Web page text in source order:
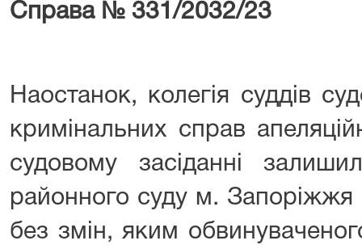
Справа № 331/2032/23
Наостанок, колегія суддів
кримінальних справ
судовому засіданні
районного суду м. Запоріжжя
без змін, яким